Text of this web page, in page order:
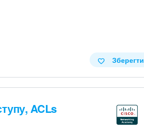
Зберегти
ACLs